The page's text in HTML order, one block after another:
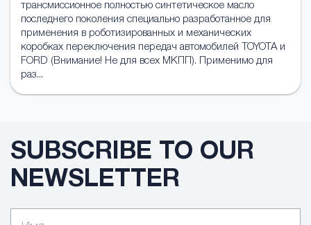
трансмисcионное полностью синтетическое масло
последнего поколения специально разработанное для
применения в роботизированных и механических
коробках переключения передач автомобилей TOYOTA и
FORD (Внимание! Не для всех МКПП). Применимо для
раз...
SUBSCRIBE TO OUR
NEWSLETTER